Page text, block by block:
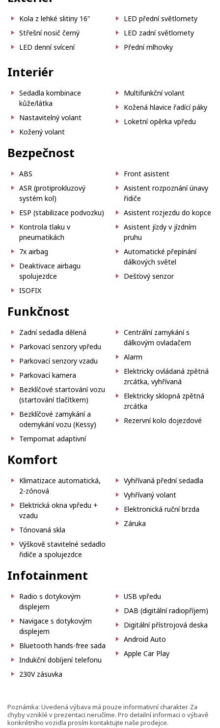
Kola z lehké slitiny 16"
Střešní nosič černý
LED denní svícení
LED přední světlomety
LED zadní světlomety
Přední mlhovky
Interiér
Sedadla kombinace
kůže/látka
Nastavitelný volant
Kožený volant
Multifunkční volant
Kožená hlavice řadící páky
Loketní opěrka vpředu
Bezpečnost
ABS
ASR (protiprokluzový
systém kol)
ESP (stabilizace podvozku)
Kontrola tlaku v
pneumatikách
7x airbag
Deaktivace airbagu
spolujezdce
ISOFIX
Front asistent
Asistent rozpoznání únavy
řidiče
Asistent rozjezdu do kopce
Asistent jízdy v jízdním
pruhu
Automatické přepínání
dálkových světel
Dešťový senzor
Funkčnost
Zadní sedadla dělená
Parkovací senzory vpředu
Parkovací senzory vzadu
Parkovací kamera
Bezklíčové startování vozu
(startování tlačítkem)
Bezklíčové zamykání a
odemykání vozu (Kessy)
Tempomat adaptivní
Centrální zamykání s
dálkovým ovladačem
Alarm
Elektricky ovládaná zpětná
zrcátka, vyhřívaná
Elektricky sklopná zpětná
zrcátka
Rezervní kolo dojezdové
Komfort
Klimatizace automatická,
2-zónová
Elektrická okna vpředu +
vzadu
Tónovaná skla
Výškově stavitelné sedadlo
řidiče a spolujezdce
Vyhřívaná přední sedadla
Vyhřívaný volant
Elektronická ruční brzda
Záruka
Infotainment
Radio s dotykovým
displejem
Navigace s dotykovým
displejem
Bluetooth hands-free sada
Indukční dobíjení telefonu
230V zásuvka
USB vpředu
DAB (digitální radiopříjem)
Digitální přístrojová deska
Android Auto
Apple Car Play
Poznámka: Uvedená výbava má pouze informativní charakter. Za
chyby vzniklé v prezentaci neručíme. Pro detailní informaci o výbavě
konkrétního vozidla prosím kontaktujte naše prodejce.